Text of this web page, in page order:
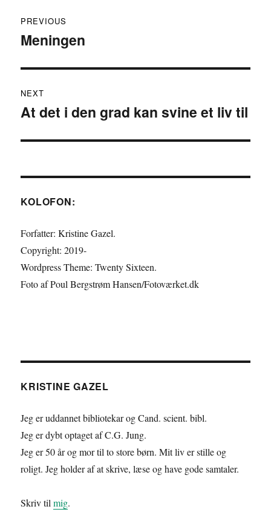
navigation
PREVIOUS
Previous
Meningen
NEXT
Next
At det i den grad kan svine et liv til
KOLOFON:
Forfatter: Kristine Gazel.
Copyright: 2019-
Wordpress Theme: Twenty Sixteen.
Foto af Poul Bergstrøm Hansen/Fotoværket.dk
KRISTINE GAZEL
Jeg er uddannet bibliotekar og Cand. scient. bibl.
Jeg er dybt optaget af C.G. Jung.
Jeg er 50 år og mor til to store børn. Mit liv er stille og
roligt. Jeg holder af at skrive, læse og have gode samtaler.
Skriv tilmig.